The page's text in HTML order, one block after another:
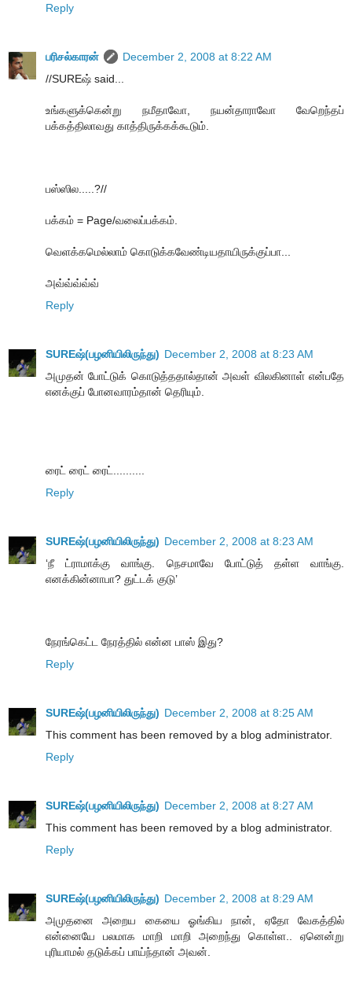
Reply
பரிசல்காரன்
December 2, 2008 at 8:22 AM
//SUREஷ் said...
உங்களுக்கென்று நமீதாவோ, நயன்தாராவோ வேறெந்தப்
பக்கத்திலாவது காத்திருக்கக்கூடும்.
பஸ்ஸில.....?//
பக்கம் = Page/வலைப்பக்கம்.
வெளக்கமெல்லாம் கொடுக்கவேண்டியதாயிருக்குப்பா...
அவ்வ்வ்வ்வ்
Reply
SUREஷ்(பழனியிலிருந்து) December 2, 2008 at 8:23 AM
அமுதன் போட்டுக் கொடுத்ததால்தான் அவள் விலகினாள் என்பதே
எனக்குப் போனவாரம்தான் தெரியும்.
ரைட் ரைட் ரைட்..........
Reply
SUREஷ்(பழனியிலிருந்து) December 2, 2008 at 8:23 AM
‘நீ ட்ராமாக்கு வாங்கு. நெசமாவே போட்டுத் தள்ள வாங்கு.
எனக்கின்னாபா? துட்டக் குடு’
நேரங்கெட்ட நேரத்தில் என்ன பாஸ் இது?
Reply
SUREஷ்(பழனியிலிருந்து) December 2, 2008 at 8:25 AM
This comment has been removed by a blog administrator.
Reply
SUREஷ்(பழனியிலிருந்து) December 2, 2008 at 8:27 AM
This comment has been removed by a blog administrator.
Reply
SUREஷ்(பழனியிலிருந்து) December 2, 2008 at 8:29 AM
அமுதனை அறைய கையை ஓங்கிய நான், ஏதோ வேகத்தில்
என்னையே பலமாக மாறி மாறி அறைந்து கொள்ள.. ஏனென்று
புரியாமல் தடுக்கப் பாய்ந்தான் அவன்.